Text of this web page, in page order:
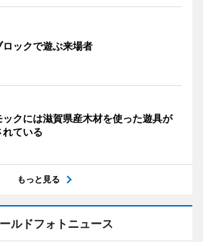
ロックで遊ぶ来場者
ックには滋賀県産木材を使った遊具が
れている
もっと見る
ルドフォトニュース